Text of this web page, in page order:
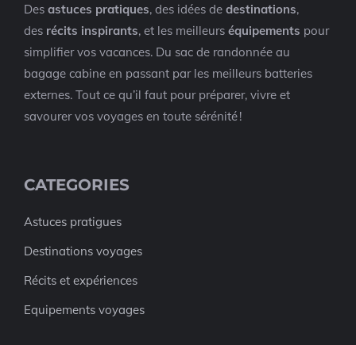
Des astuces pratiques, des idées de destinations,
des récits inspirants, et les meilleurs équipements pour
simplifier vos vacances. Du sac de randonnée au
bagage cabine en passant par les meilleurs batteries
externes. Tout ce qu’il faut pour préparer, vivre et
savourer vos voyages en toute sérénité !
CATEGORIES
Astuces pratigues
Destinations voyages
Récits et expériences
Equipements voyages